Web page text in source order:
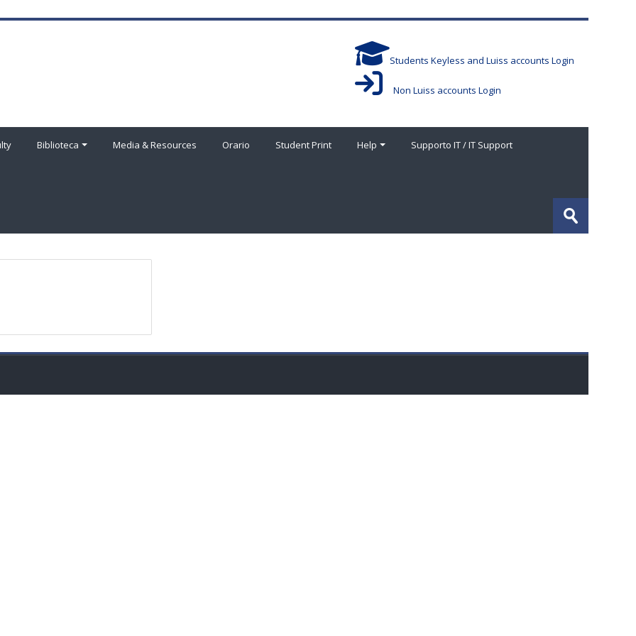
Students Keyless and Luiss accounts Login
Non Luiss accounts Login
Biblioteca Media & Resources Orario Student Print Help Supporto IT / IT Support
课
提
交